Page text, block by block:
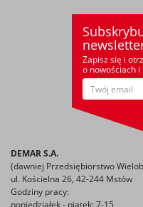
Zapisz się i
o nowościach
DEMAR S.A.
(dawniej Przedsiębiorstwo
ul. Kościelna 26, 42-244 Mstów
Godziny pracy:
poniedziałek - piątek: 7-15